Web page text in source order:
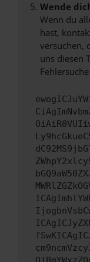
Wende
Wenn du
hast,
versuchen,
uns diesen